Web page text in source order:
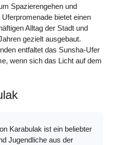
Spazierengehen und
bietet einen
Alltag der Stadt und
gezielt ausgebaut.
entfaltet das Sunsha-Ufer
wenn sich das Licht auf dem
Karabulak ist ein beliebter
Jugendliche aus der